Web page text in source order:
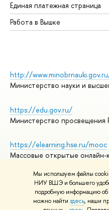
Мы используем файлы
НИУ ВШЭ и большего
подробную информацию об
можно найти здесь, наши
Единая платежная страница
Работа в Вышке
http://
Министерство науки и
https://edu.gov.ru/
Министерство просвещения
https://elearning.hse.ru/mooc
Массовые открытые онлайн-
© НИУ ВШЭ 1993–2026
Адреса
Условия использования